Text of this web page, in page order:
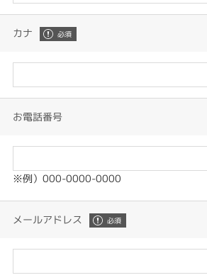
カナ
お電話番号
※例）000-0000-0000
メールアドレス